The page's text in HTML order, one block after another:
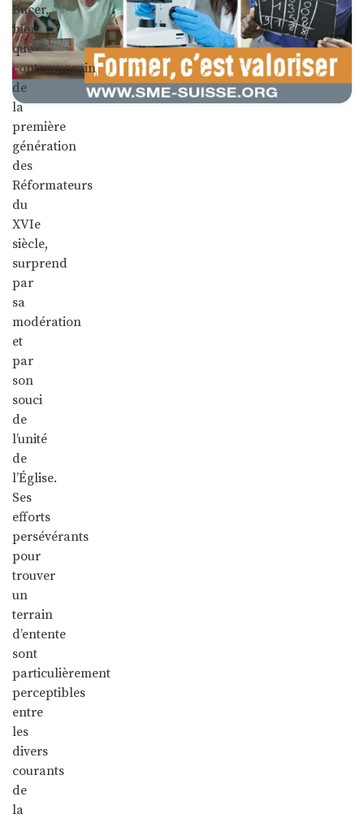
Bucer,
bien
que
contemporain
de
la
première
génération
des
Réformateurs
du
XVIe
siècle,
surprend
par
sa
modération
et
par
son
souci
de
l’unité
de
l’Église.
Ses
efforts
persévérants
pour
trouver
un
terrain
d’entente
sont
particulièrement
perceptibles
entre
les
divers
courants
de
la